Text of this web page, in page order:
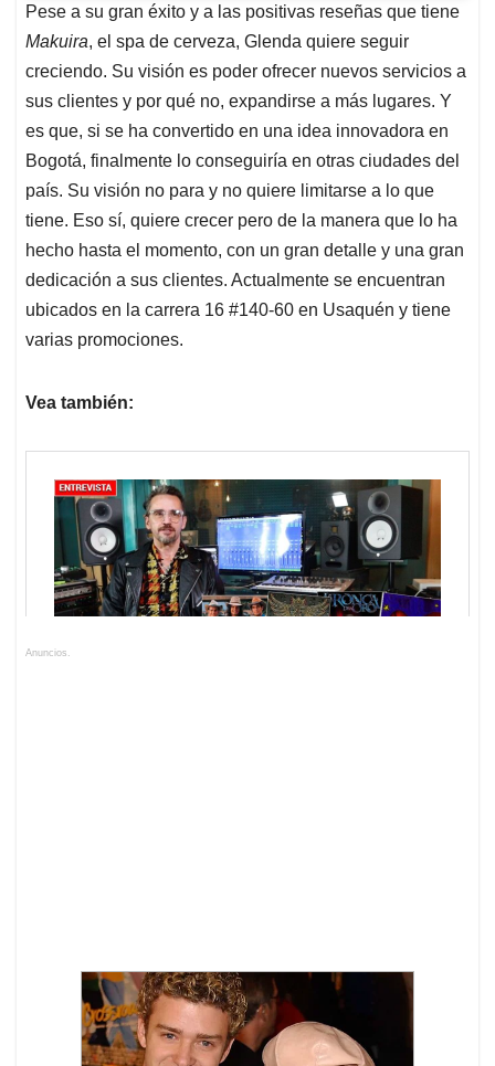
Pese a su gran éxito y a las positivas reseñas que tiene
Makuira, el spa de cerveza, Glenda quiere seguir
creciendo. Su visión es poder ofrecer nuevos servicios a
sus clientes y por qué no, expandirse a más lugares. Y
es que, si se ha convertido en una idea innovadora en
Bogotá, finalmente lo conseguiría en otras ciudades del
país. Su visión no para y no quiere limitarse a lo que
tiene. Eso sí, quiere crecer pero de la manera que lo ha
hecho hasta el momento, con un gran detalle y una gran
dedicación a sus clientes. Actualmente se encuentran
ubicados en la carrera 16 #140-60 en Usaquén y tiene
varias promociones.
Vea también:
Anuncios.